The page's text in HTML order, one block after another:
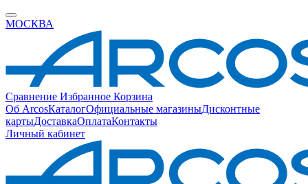
МОСКВА
Сравнение Избранное Корзина
Об ArcosКаталогОфициальные магазиныДисконтные
картыДоставкаОплатаКонтакты
Личный кабинет